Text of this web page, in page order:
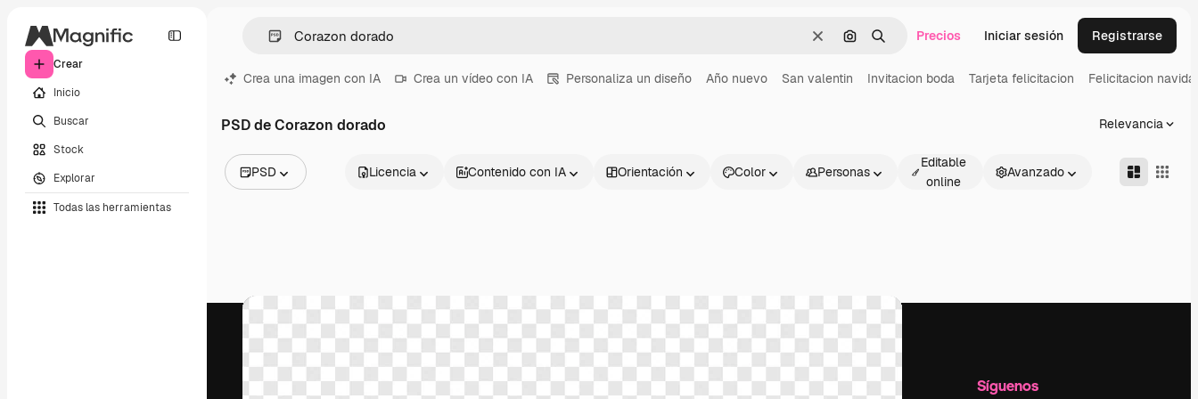
Crear
Inicio
Buscar
Stock
Explorar
Todas las herramientas
BorrarBuscar por imagen
BuscarPrecios Iniciar sesión Registrarse
Crea una imagen con IA Crea un vídeo con IA Personaliza un diseño Año nuevo San valentin Invitacion boda Tarjeta felicitacion Felicitacion
PSD de Corazon dorado Relevancia
PSD
Vídeos
Iconos
Modelos 3D
Fuentes
Licencia Contenido con IA Orientación Color Personas
Editable
online
Avanzado
Productos Información útil Empresa Síguenos